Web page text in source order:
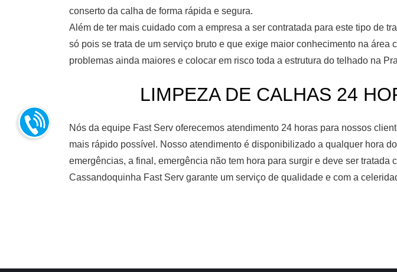
conserto da calha de forma rápida e segura.
Além de ter mais cuidado com a empresa a ser contratada para este tipo de
só pois se trata de um serviço bruto e que exige maior conhecimento na
problemas ainda maiores e colocar em risco toda a estrutura do telhado na
LIMPEZA DE CALHAS 24
Nós da equipe Fast Serv oferecemos atendimento 24 horas para nossos
mais rápido possível. Nosso atendimento é disponibilizado a qualquer hora
emergências, a final, emergência não tem hora para surgir e deve ser
Cassandoquinha Fast Serv garante um serviço de qualidade e com a